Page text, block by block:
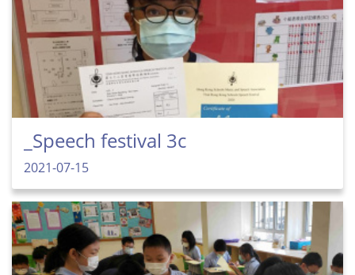
_Speech festival 3c
2021-07-15